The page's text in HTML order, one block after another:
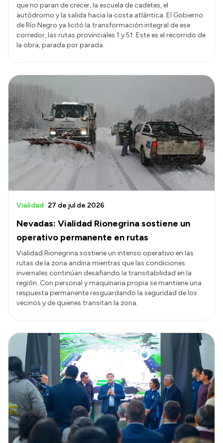
que no paran de crecer, la escuela de cadetes, el
autódromo y la salida hacia la costa atlántica. El Gobierno
de Río Negro ya licitó la transformación integral de ese
corredor, las rutas provinciales 1 y 51. Este es el recorrido de
la obra, parada por parada.
Nevadas: Vialidad Rionegrina sostiene un
operativo permanente en rutas
Vialidad 27 de jul de 2026
Vialidad Rionegrina sostiene un intenso operativo en las
rutas de la zona andina mientras que las condiciones
invernales continúan desafiando la transitabilidad en la
región. Con personal y maquinaria propia se mantiene una
respuesta permanente resguardando la seguridad de los
vecinos y de quienes transitan la zona.